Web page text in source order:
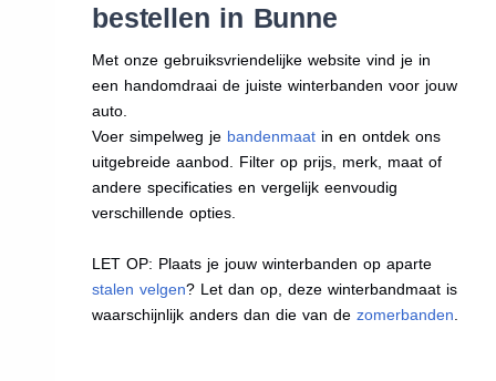
bestellen in Bunne
Met onze gebruiksvriendelijke website vind je in
een handomdraai de juiste winterbanden voor jouw
auto.
Voer simpelweg je bandenmaat in en ontdek ons
uitgebreide aanbod. Filter op prijs, merk, maat of
andere specificaties en vergelijk eenvoudig
verschillende opties.
LET OP: Plaats je jouw winterbanden op aparte
stalen velgen? Let dan op, deze winterbandmaat is
waarschijnlijk anders dan die van dezomerbanden